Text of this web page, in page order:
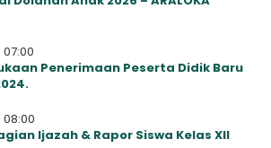
Penerimaan Peserta Didik Baru
08:00
Ijazah & Rapor Siswa Kelas XII